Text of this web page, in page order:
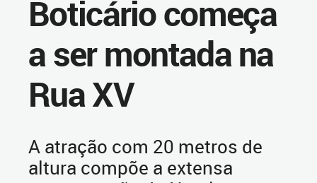
Boticário começa
a ser montada na
Rua XV
A atração com 20 metros de
altura compõe a extensa